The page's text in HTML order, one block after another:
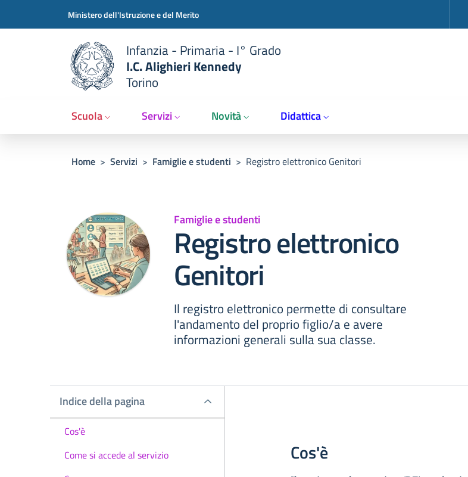
Ministero dell'Istruzione e del MeritoSlim top
Infanzia - Primaria - I° Grado
I.C. Alighieri Kennedy
Torino
Scuola Servizi Novità Didattica
Briciole di pane
Home > Servizi > Famiglie e studenti > Registro elettronico Genitori
Famiglie e studenti
Registro elettronico
Genitori
Il registro elettronico permette di consultare
l'andamento del proprio figlio/a e avere
informazioni generali sulla sua classe.
Indice della pagina
Indice della pagina
Cos'è
Come si accede al servizio
Cos'è